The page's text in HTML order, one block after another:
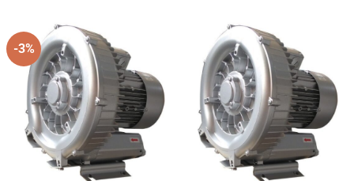
-3%